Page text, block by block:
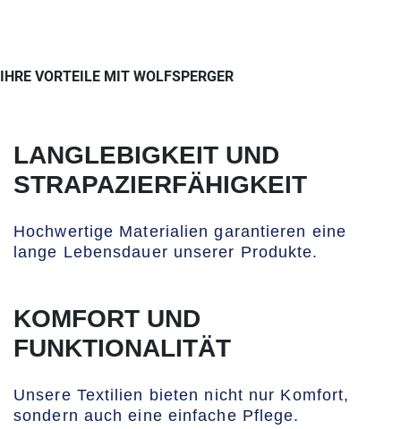
IHRE VORTEILE MIT WOLFSPERGER
LANGLEBIGKEIT UND
STRAPAZIERFÄHIGKEIT
Hochwertige Materialien garantieren eine
lange Lebensdauer unserer Produkte.
KOMFORT UND
FUNKTIONALITÄT
Unsere Textilien bieten nicht nur Komfort,
sondern auch eine einfache Pflege.